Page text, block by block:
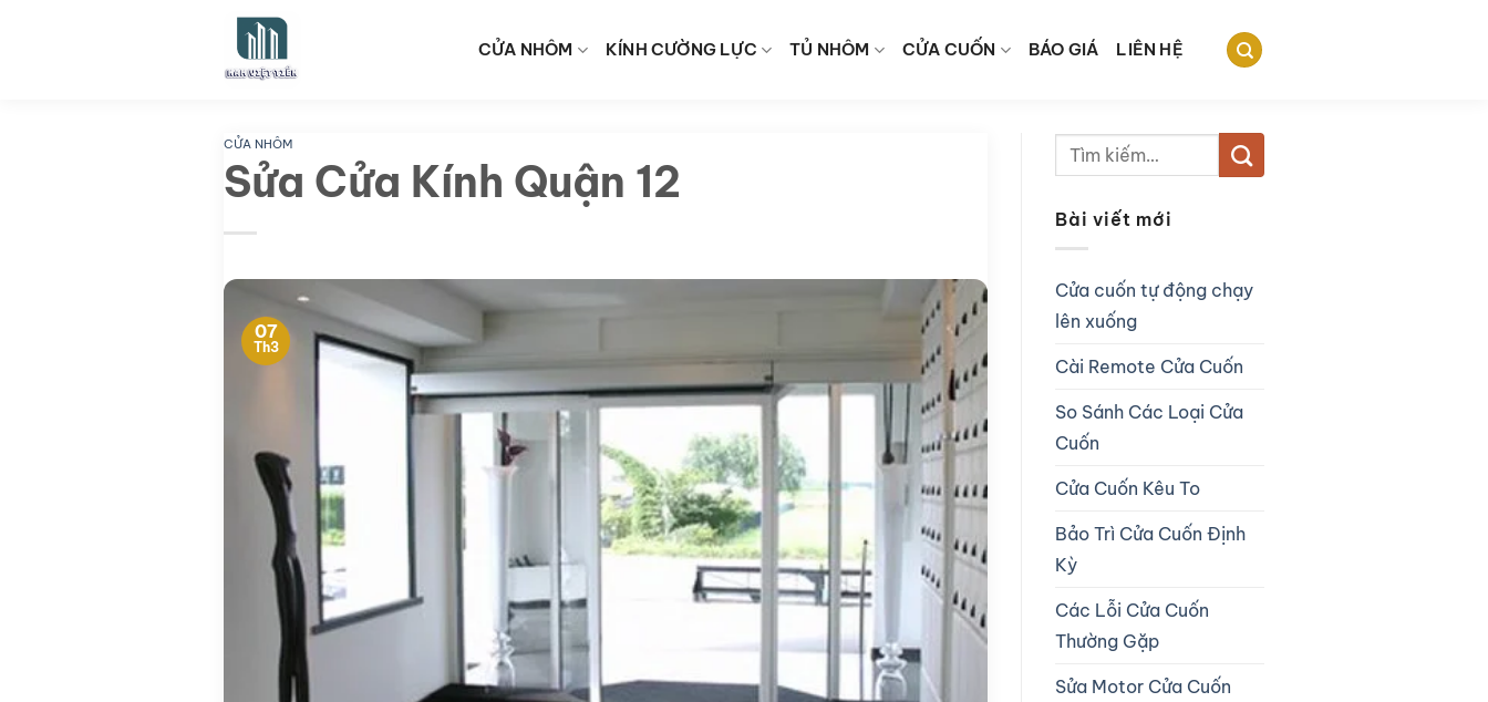
CỬA NHÔM KÍNH CƯỜNG LỰC TỦ NHÔM CỬA CUỐN BÁO GIÁ LIÊN HỆ
CỬA NHÔM
Sửa Cửa Kính Quận 12
07
Th3
Bài viết mới
Cửa cuốn tự động chạy
lên xuống
Cài Remote Cửa Cuốn
So Sánh Các Loại Cửa
Cuốn
Cửa Cuốn Kêu To
Bảo Trì Cửa Cuốn Định
Kỳ
Các Lỗi Cửa Cuốn
Thường Gặp
Sửa Motor Cửa Cuốn